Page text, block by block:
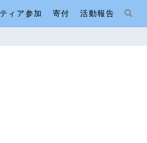
ィア参加 寄付 活動報告